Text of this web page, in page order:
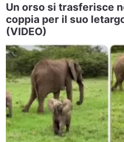
Un orso si trasferisce
coppia per il suo
(VIDEO)